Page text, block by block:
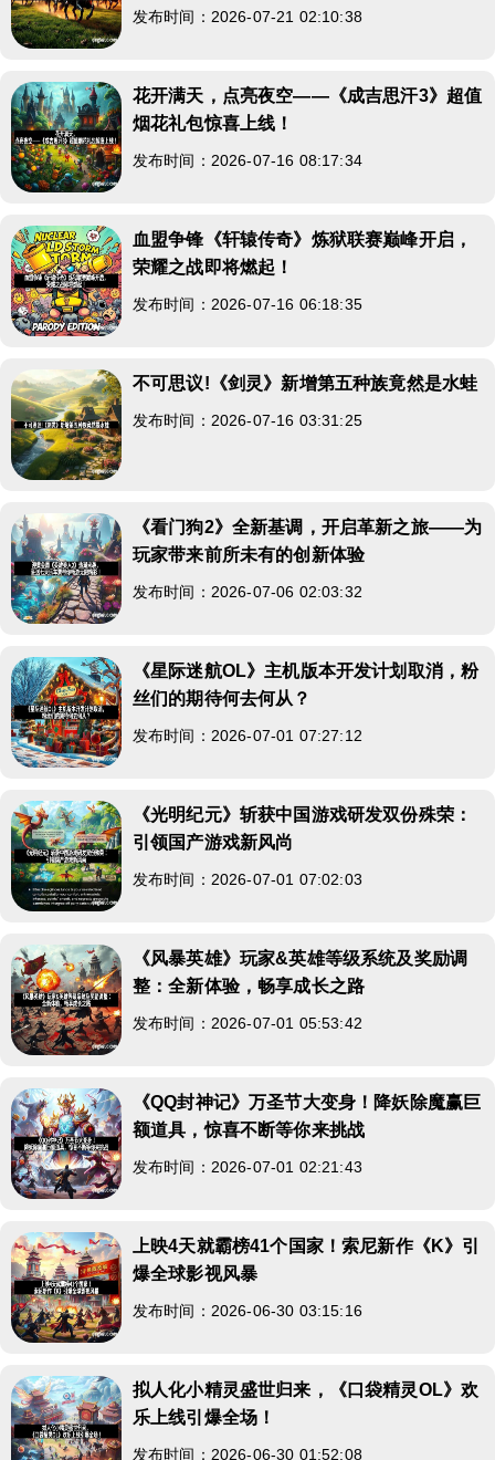
发布时间：2026-07-21 02:10:38
花开满天，点亮夜空——《成吉思汗3》超值
烟花礼包惊喜上线！
发布时间：2026-07-16 08:17:34
血盟争锋《轩辕传奇》炼狱联赛巅峰开启，
荣耀之战即将燃起！
发布时间：2026-07-16 06:18:35
不可思议!《剑灵》新增第五种族竟然是水蛙
发布时间：2026-07-16 03:31:25
《看门狗2》全新基调，开启革新之旅——为
玩家带来前所未有的创新体验
发布时间：2026-07-06 02:03:32
《星际迷航OL》主机版本开发计划取消，粉
丝们的期待何去何从？
发布时间：2026-07-01 07:27:12
《光明纪元》斩获中国游戏研发双份殊荣：
引领国产游戏新风尚
发布时间：2026-07-01 07:02:03
《风暴英雄》玩家&英雄等级系统及奖励调
整：全新体验，畅享成长之路
发布时间：2026-07-01 05:53:42
《QQ封神记》万圣节大变身！降妖除魔赢巨
额道具，惊喜不断等你来挑战
发布时间：2026-07-01 02:21:43
上映4天就霸榜41个国家！索尼新作《K》引
爆全球影视风暴
发布时间：2026-06-30 03:15:16
拟人化小精灵盛世归来，《口袋精灵OL》欢
乐上线引爆全场！
发布时间：2026-06-30 01:52:08